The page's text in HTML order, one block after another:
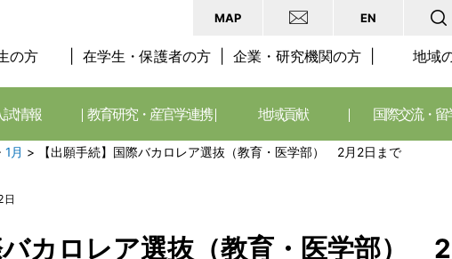
MAP EN
の方 在学生・保護者の方 企業・研究機関の方 地域
試情報 教育研究・産官学連携 地域貢献 国際交流・留
1月 > 【出願手続】国際バカロレア選抜（教育・医学部） 2月2日まで
バカロレア選抜（教育・医学部）